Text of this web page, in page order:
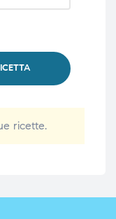
ricette.